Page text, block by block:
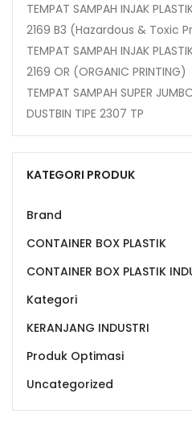
TEMPAT SAMPAH INJAK
2169 B3 (Hazardous & Toxic
TEMPAT SAMPAH INJAK
2169 OR (ORGANIC PRINTING)
TEMPAT SAMPAH SUPER
DUSTBIN TIPE 2307 TP
KATEGORI PRODUK
Brand
CONTAINER BOX PLASTIK
CONTAINER BOX PLASTIK
Kategori
KERANJANG INDUSTRI
Produk Optimasi
Uncategorized